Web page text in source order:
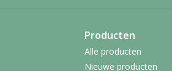
Producten
Alle producten
Nieuwe producten